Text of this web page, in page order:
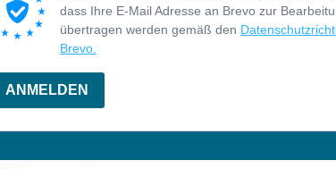
dass Ihre E-Mail Adresse an Brevo zur
übertragen werden gemäß den
Brevo.
ANMELDEN